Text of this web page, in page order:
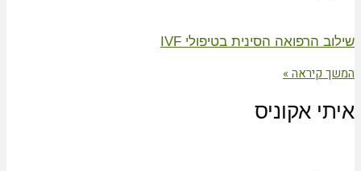
שילוב הרפואה הסינית בטיפולי IVF
המשך קיראה »
איתי אקוניס